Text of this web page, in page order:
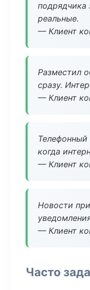
подрядчика
реальные.
— Клиент
Разместил
сразу.
— Клиент
Телефонный
когда
— Клиент
Новости
— Клиент
Часто